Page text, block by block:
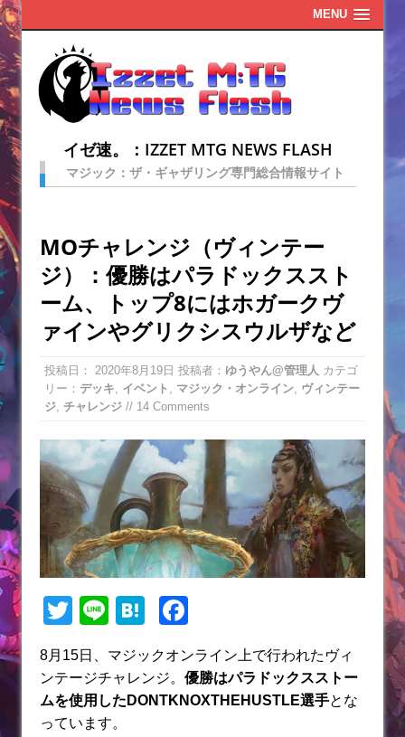
MENU
イゼ速。：IZZET MTG NEWS FLASH
マジック：ザ・ギャザリング専門総合情報サイト
MOチャレンジ（ヴィンテー
ジ）：優勝はパラドックススト
ーム、トップ8にはホガークヴ
ァインやグリクシスウルザなど
投稿日： 2020年8月19日 投稿者： ゆうやん@管理人 カテゴ
リー： デッキ イベント マジック・オンライン ヴィンテー
ジ チャレンジ // 14 Comments
T
itt
er
Li
e
H
e
n
c
e
8月15日、マジックオンライン上で行われたヴィ
ンテージチャレンジ。 優勝はパラドックスストー
ムを使用したDONTKNOXTHEHUSTLE選手とな
っています。